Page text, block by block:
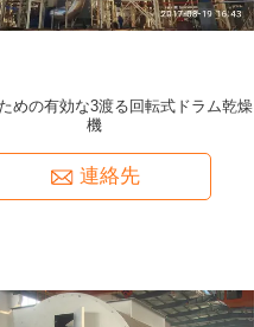
めの有効な3渡る回転式ドラム乾燥
機
連絡先